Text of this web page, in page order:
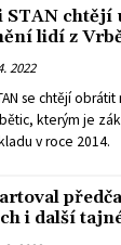
STAN
lidí z
2022
se chtějí
kterým je
v roce 2014.
i další